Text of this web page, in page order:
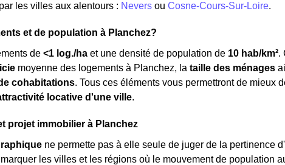
les villes aux alentours : Nevers ou Cosne-Cours-Sur-Loire.
et de population à Planchez?
de <1 log./ha et une densité de population de 10 hab/km².
moyenne des logements à Planchez, la taille des ménages
cohabitations. Tous ces éléments vous permettront de mieux
locative d'une ville.
projet immobilier à Planchez
ne permette pas à elle seule de juger de la pertinence
les villes et les régions où le mouvement de population